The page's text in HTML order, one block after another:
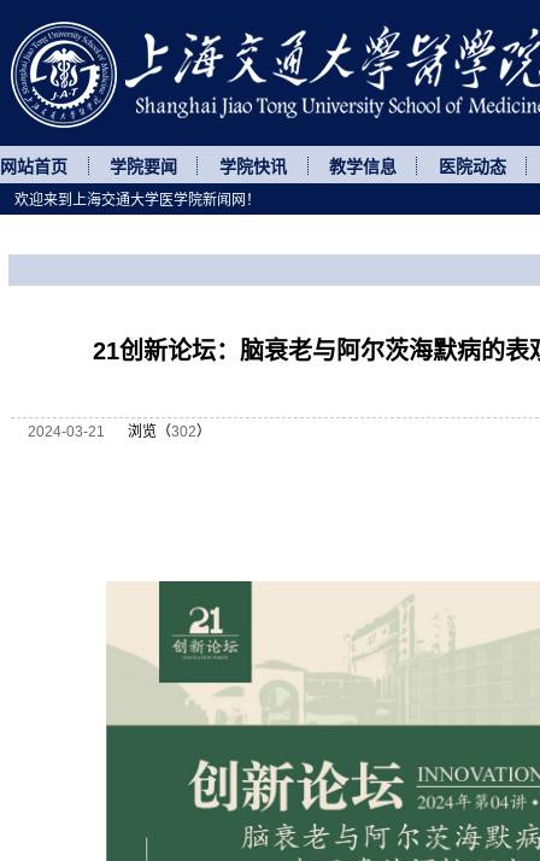
网站首页 学院要闻 学院快讯 教学信息 医院动态
21创新论坛：脑衰老与阿尔茨海默病的表
2024-03-21 浏览（302）
欢迎来到上海交通大学医学院新闻网！